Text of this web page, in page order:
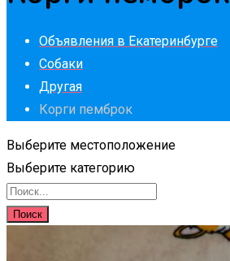
Объявления в Екатеринбурге
Собаки
Другая
Корги пемброк
Выберите местоположение
Выберите категорию
Поиск